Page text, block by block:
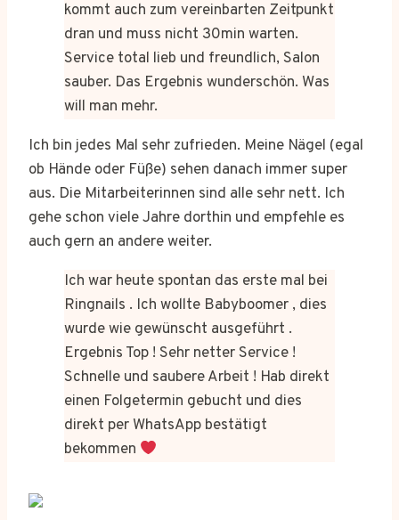
kommt auch zum vereinbarten Zeitpunkt
dran und muss nicht 30min warten.
Service total lieb und freundlich, Salon
sauber. Das Ergebnis wunderschön. Was
will man mehr.
Ich bin jedes Mal sehr zufrieden. Meine Nägel (egal
ob Hände oder Füße) sehen danach immer super
aus. Die Mitarbeiterinnen sind alle sehr nett. Ich
gehe schon viele Jahre dorthin und empfehle es
auch gern an andere weiter.
Ich war heute spontan das erste mal bei
Ringnails . Ich wollte Babyboomer , dies
wurde wie gewünscht ausgeführt .
Ergebnis Top ! Sehr netter Service !
Schnelle und saubere Arbeit ! Hab direkt
einen Folgetermin gebucht und dies
direkt per WhatsApp bestätigt
bekommen